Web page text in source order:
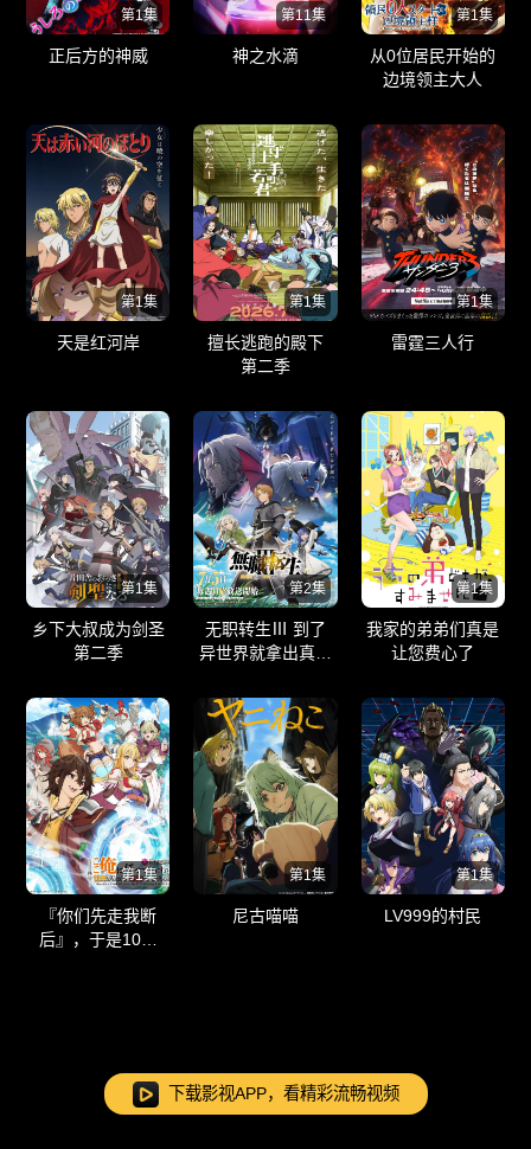
第1集
正后方的神威
第11集
神之水滴
第1集
从0位居民开始的
边境领主大人
第1集
天是红河岸
第1集
擅长逃跑的殿下
第二季
第1集
雷霆三人行
第1集
乡下大叔成为剑圣
第二季
第2集
无职转生Ⅲ 到了
异世界就拿出真本
第1集
我家的弟弟们真是
让您费心了
第1集
『你们先走我断
后』，于是10年
第1集
尼古喵喵
第1集
LV999的村民
下载影视APP，看精彩流畅视频